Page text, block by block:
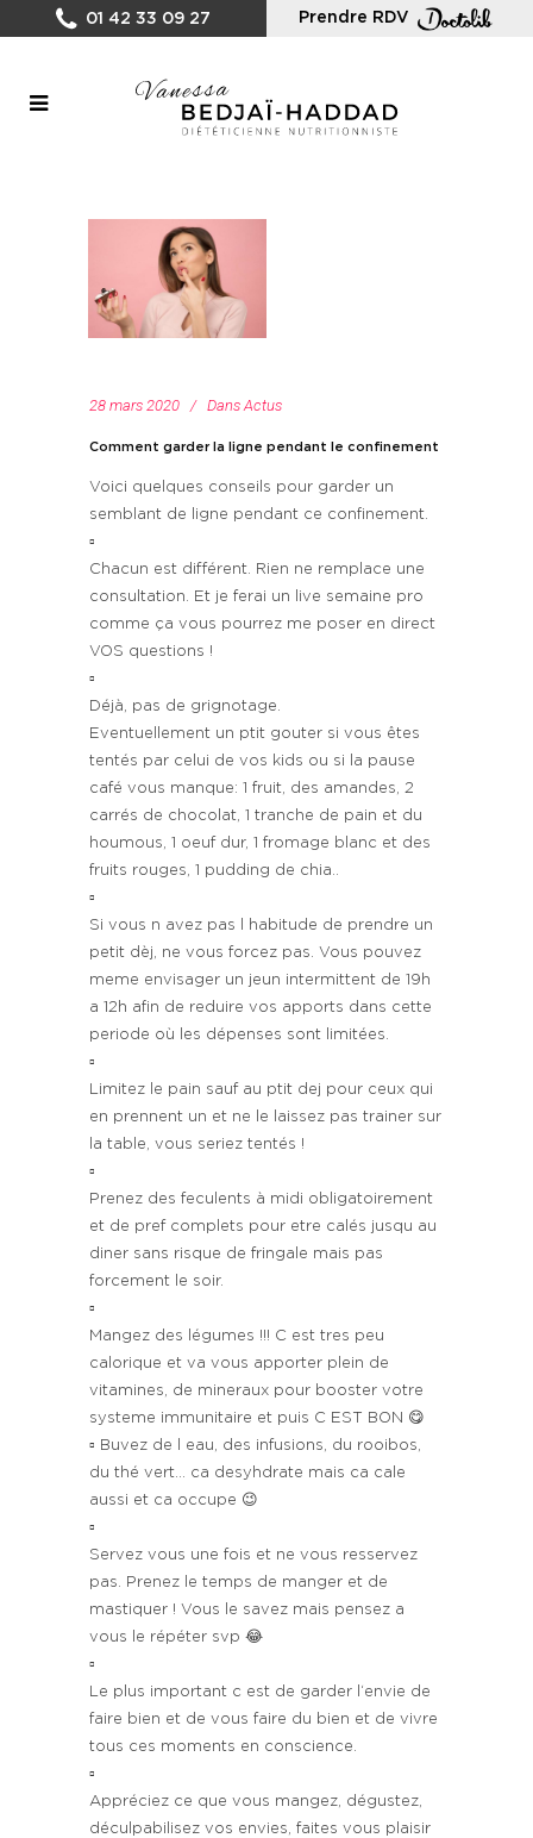
01 42 33 09 27 Prendre RDV
28 mars 2020 Dans Actus
Comment garder la ligne pendant le confinement
Voici quelques conseils pour garder un
semblant de ligne pendant ce confinement.
▫️
Chacun est différent. Rien ne remplace une
consultation. Et je ferai un live semaine pro
comme ça vous pourrez me poser en direct
VOS questions !
▫️
Déjà, pas de grignotage.
Eventuellement un ptit gouter si vous êtes
tentés par celui de vos kids ou si la pause
café vous manque: 1 fruit, des amandes, 2
carrés de chocolat, 1 tranche de pain et du
houmous, 1 oeuf dur, 1 fromage blanc et des
fruits rouges, 1 pudding de chia..
▫️
Si vous n avez pas l habitude de prendre un
petit dèj, ne vous forcez pas. Vous pouvez
meme envisager un jeun intermittent de 19h
a 12h afin de reduire vos apports dans cette
periode où les dépenses sont limitées.
▫️
Limitez le pain sauf au ptit dej pour ceux qui
en prennent un et ne le laissez pas trainer sur
la table, vous seriez tentés !
▫️
Prenez des feculents à midi obligatoirement
et de pref complets pour etre calés jusqu au
diner sans risque de fringale mais pas
forcement le soir.
▫️
Mangez des légumes !!! C est tres peu
calorique et va vous apporter plein de
vitamines, de mineraux pour booster votre
systeme immunitaire et puis C EST BON 😋
▫️ Buvez de l eau, des infusions, du rooibos,
du thé vert… ca desyhdrate mais ca cale
aussi et ca occupe 😉
▫️
Servez vous une fois et ne vous resservez
pas. Prenez le temps de manger et de
mastiquer ! Vous le savez mais pensez a
vous le répéter svp 😂
▫️
Le plus important c est de garder l‘envie de
faire bien et de vous faire du bien et de vivre
tous ces moments en conscience.
▫️
Appréciez ce que vous mangez, dégustez,
déculpabilisez vos envies, faites vous plaisir